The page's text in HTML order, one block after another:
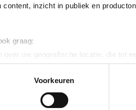
content, inzicht in publiek en
graag:
over uw geografische locatie, die tot
door het actief te scannen op
gegevens worden verwerkt en
of intrekken in de
Voorkeuren
Allereerst dank aan